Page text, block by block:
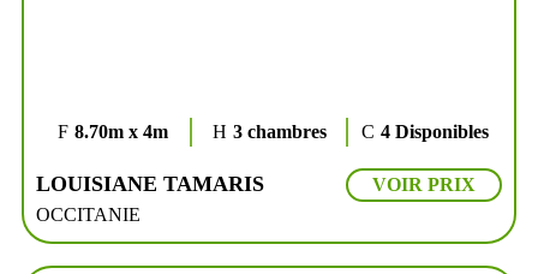
8.70m x 4m 3 chambres 4 Disponibles
LOUISIANE TAMARIS
OCCITANIE
VOIR PRIX